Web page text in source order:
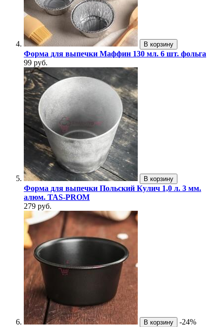
В корзину
Форма для выпечки Маффин 130 мл. 6 шт. фольга
99 руб.
В корзину
Форма для выпечки Польский Кулич 1,0 л. 3 мм.
алюм. TAS-PROM
279 руб.
В корзину
-24%